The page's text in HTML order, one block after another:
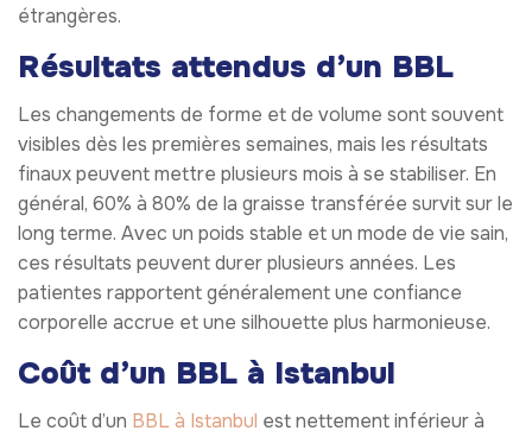
étrangères.
Résultats attendus d’un BBL
Les changements de forme et de volume sont souvent
visibles dès les premières semaines, mais les résultats
finaux peuvent mettre plusieurs mois à se stabiliser. En
général, 60% à 80% de la graisse transférée survit sur le
long terme. Avec un poids stable et un mode de vie sain,
ces résultats peuvent durer plusieurs années. Les
patientes rapportent généralement une confiance
corporelle accrue et une silhouette plus harmonieuse.
Coût d’un BBL à Istanbul
Le coût d’un BBL à Istanbul est nettement inférieur à